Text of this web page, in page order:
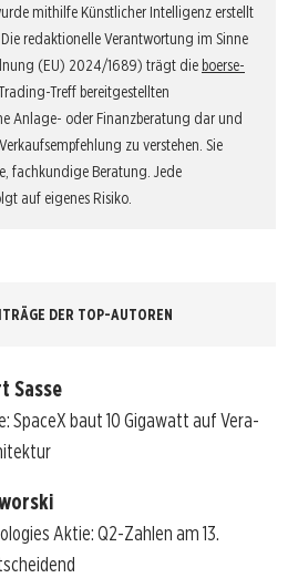
mithilfe Künstlicher Intelligenz erstellt
redaktionelle Verantwortung im Sinne
(EU) 2024/1689) trägt die boerse-
Treff bereitgestellten
Anlage- oder Finanzberatung dar und
zu verstehen. Sie
fachkundige Beratung. Jede
auf eigenes Risiko.
DER TOP-AUTOREN
Sasse
SpaceX baut 10 Gigawatt auf Vera-
Aktie: Q2-Zahlen am 13.